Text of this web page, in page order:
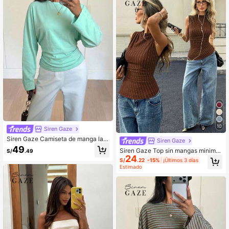
Siren Gaze
Siren Gaze Camiseta de manga larg
a de cuello redondo casual y minim
alista para mujer
S/49.49
ves
10
Siren Gaze
Siren Gaze Top sin mangas minimal
ista para mujer con estampado de lí
neas, uso casual diario
S/24.22 -15% ¡Últimos 3 días
Estimado